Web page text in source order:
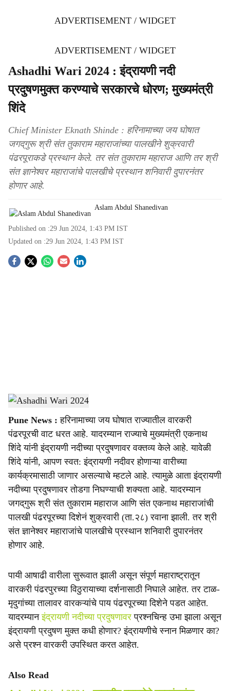
ADVERTISEMENT / WIDGET
ADVERTISEMENT / WIDGET
Ashadhi Wari 2024 : इंद्रायणी नदी
प्रदुषणमुक्त करण्याचे सरकारचे धोरण; मुख्यमंत्री
शिंदे
Chief Minister Eknath Shinde : हरिनामाच्या जय घोषात
जगद्‌गुरू श्री संत तुकाराम महाराजांच्या पालखीने शुक्रवारी
पंढरपूराकडे प्रस्थान केले. तर संत तुकाराम महाराज आणि तर श्री
संत ज्ञानेश्वर महाराजांचे पालखीचे प्रस्थान शनिवारी दुपारनंतर
होणार आहे.
Aslam Abdul Shanedivan
Published on :29 Jun 2024, 1:43 PM IST
Updated on :29 Jun 2024, 1:43 PM IST
S
a
r
e
Ashadhi Wari 2024-Agrowon
Pune News : हरिनामाच्या जय घोषात राज्यातील वारकरी
पंढरपूरची वाट धरत आहे. यादरम्यान राज्याचे मुख्यमंत्री एकनाथ
शिंदे यांनी इंद्रायणी नदीच्या प्रदुषणावर वक्तव्य केले आहे. यावेळी
शिंदे यांनी, आपण स्वत: इंद्रायणी नदीवर होणाऱ्या वारीच्या
कार्यक्रमासाठी जाणार असल्याचे म्हटले आहे. त्यामुळे आता इंद्रायणी
नदीच्या प्रदुषणावर तोडगा निघण्याची शक्यता आहे. यादरम्यान
जगद्‌गुरू श्री संत तुकाराम महाराज आणि संत एकनाथ महाराजांची
पालखी पंढरपूरच्या दिशेनं शुक्रवारी (ता.२८) रवाना झाली. तर श्री
संत ज्ञानेश्वर महाराजांचे पालखीचे प्रस्थान शनिवारी दुपारनंतर
होणार आहे.
पायी आषाढी वारीला सुरूवात झाली असून संपूर्ण महाराष्ट्रातून
वारकरी पंढरपुरच्या विठुरायाच्या दर्शनासाठी निघाले आहेत. तर टाळ-
मृदुगांच्या तालावर वारकऱ्यांचे पाय पंढरपूरच्या दिशेने पडत आहेत.
यादरम्यानइंद्रायणी नदीच्या प्रदुषणावर प्रश्नचिन्ह उभा झाला असून
इंद्रायणी प्रदुषण मुक्त कधी होणार? इंद्रायणीचे स्नान मिळणार का?
असे प्रश्न वारकरी उपस्थित करत आहेत.
Also Read